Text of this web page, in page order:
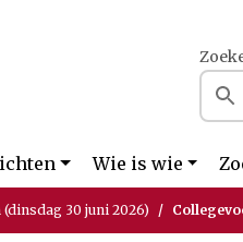
Wie is wie
(dinsdag 30 juni 2026)